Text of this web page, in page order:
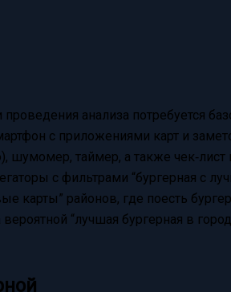
анализа потребуется
с приложениями карт и
шумомер, таймер, а также
с фильтрами “бургерная с
карты” районов, где поесть
“лучшая бургерная в